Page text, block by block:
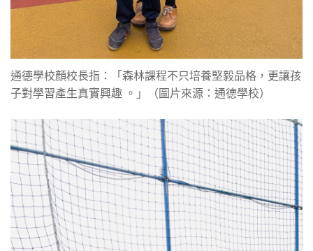
通德學校顏校長指：「森林課程不只培養堅毅品格，更讓孩
子對學習產生真實興趣 。」（圖片來源：通德學校）